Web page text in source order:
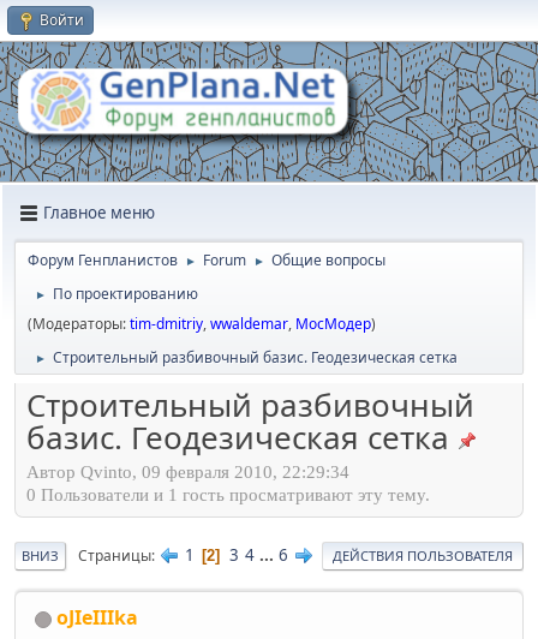
Войти
Главное меню
Форум Генпланистов ► Forum ► Общие вопросы
►
По проектированию
(Модераторы:tim-dmitriy,wwaldemar, МосМодер)
► Строительный разбивочный базис. Геодезическая сетка
Строительный разбивочный
базис. Геодезическая сетка
Автор Qvinto, 09 февраля 2010, 22:29:34
0 Пользователи и 1 гость просматривают эту тему.
ВНИЗ Страницы 1 2 3 4 ... 6 ДЕЙСТВИЯ ПОЛЬЗОВАТЕЛЯ
oJIeIIIka